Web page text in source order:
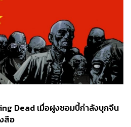
Dead เมื่อฝูงซอมบี้กำลังบุกจีน
สือ